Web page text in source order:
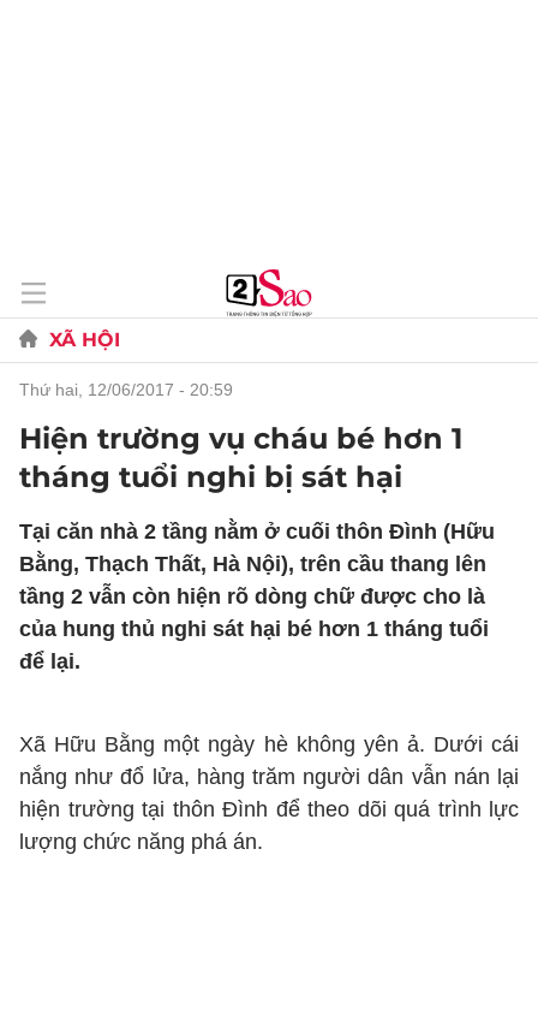
XÃ HỘI
thứ hai, 12/06/2017 - 20:59
Hiện trường vụ cháu bé hơn 1
tháng tuổi nghi bị sát hại
Tại căn nhà 2 tầng nằm ở cuối thôn Đình (Hữu
Bằng, Thạch Thất, Hà Nội), trên cầu thang lên
tầng 2 vẫn còn hiện rõ dòng chữ được cho là
của hung thủ nghi sát hại bé hơn 1 tháng tuổi
để lại.
Xã Hữu Bằng một ngày hè không yên ả. Dưới cái
nắng như đổ lửa, hàng trăm người dân vẫn nán lại
hiện trường tại thôn Đình để theo dõi quá trình lực
lượng chức năng phá án.